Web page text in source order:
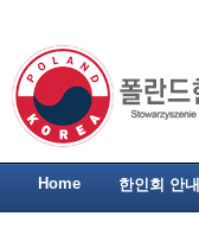
Home 한인회 안내